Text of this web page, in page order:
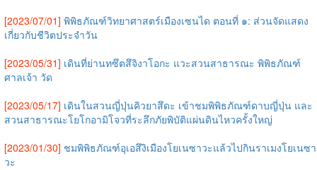
[2023/07/01] พิพิธภัณฑ์วิทยาศาสตร์เมืองเซนได ตอนที่ ๑: ส่วนจัดแสดง
เกี่ยวกับชีวิตประจำวัน
[2023/05/31] เดินที่ย่านทซึตสึจิงาโอกะ แวะสวนสาธารณะ พิพิธภัณฑ์
ศาลเจ้า วัด
[2023/05/17] เดินในสวนญี่ปุ่นคิวยาสึดะ เข้าชมพิพิธภัณฑ์ดาบญี่ปุ่น และ
สวนสาธารณะโยโกอามิโจวที่ระลึกภัยพิบัติแผ่นดินไหวครั้งใหญ่
[2023/01/30] ชมพิพิธภัณฑ์อุเอสึงิเมืองโยเนซาวะแล้วไปกินราเมงโยเนซา
วะ